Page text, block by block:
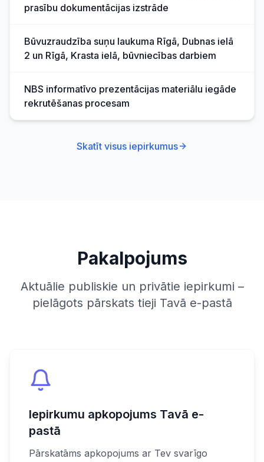
prasību dokumentācijas izstrāde
Būvuzraudzība suņu laukuma Rīgā, Dubnas ielā
2 un Rīgā, Krasta ielā, būvniecības darbiem
NBS informatīvo prezentācijas materiālu iegāde
rekrutēšanas procesam
Skatīt visus iepirkumus
Pakalpojums
Aktuālie publiskie un privātie iepirkumi –
pielāgots pārskats tieji Tavā e-pastā
Iepirkumu apkopojums Tavā e-
pastā
Pārskatāms apkopojums ar Tev svarīgo